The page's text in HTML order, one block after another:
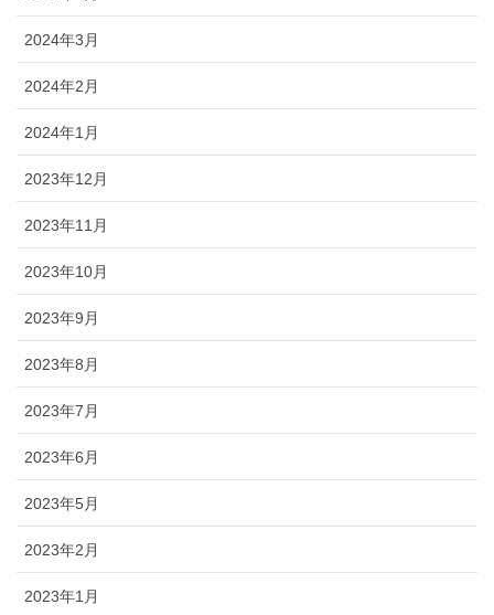
2024年3月
2024年2月
2024年1月
2023年12月
2023年11月
2023年10月
2023年9月
2023年8月
2023年7月
2023年6月
2023年5月
2023年2月
2023年1月